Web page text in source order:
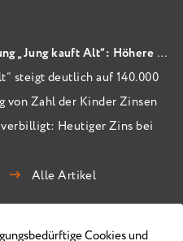
06. August 2026 – KfW-Förderung „Jung kauft Alt“: Höhere Kredite ab August 2026
steigt deutlich auf 140.000
von Zahl der Kinder Zinsen
Heutiger Zins bei
sich zu
Monaten nach
Alle Artikel